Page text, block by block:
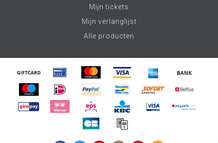
Mijn tickets
Mijn verlanglijst
Alle producten